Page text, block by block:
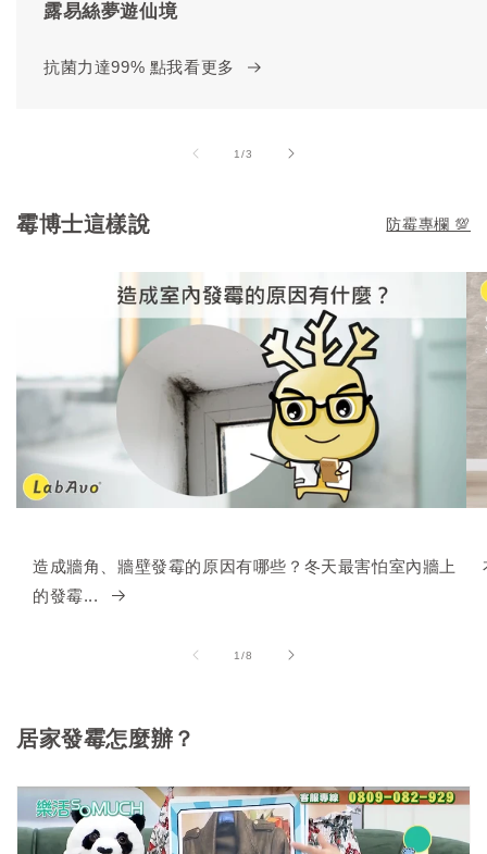
露易絲夢遊仙境
抗菌力達99% 點我看更多
1/of
3
霉博士這樣說 防霉專欄 💯
造成牆角、牆壁發霉的原因有哪些？冬天最害怕室內牆上
的發霉...
1/of
8
居家發霉怎麼辦？